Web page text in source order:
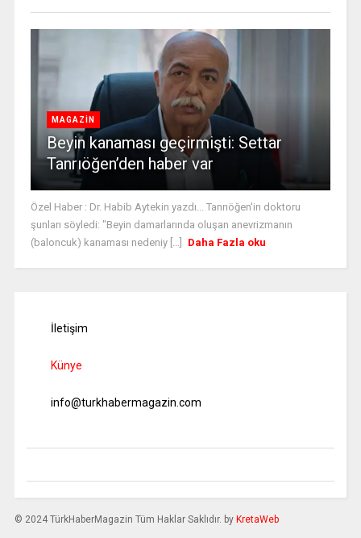
MAGAZİN
Beyin kanaması geçirmişti: Settar
Tanrıöğen’den haber var
Özel Haber : Dr. Habib Aytekin yazdı... Tanrıöğen'in doktoru
şunları söyledi: "Beyin damarlarında oluşan anevrizmanın
(baloncuk) kanaması nedeniy [...]
Daha Fazla oku
İletişim
Künye
info@turkhabermagazin.com
© 2024 TürkHaberMagazin Tüm Haklar Saklıdır. by KretaWeb